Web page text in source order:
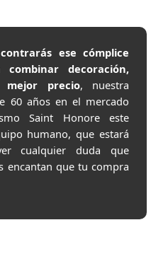
ese cómplice
decoración,
precio, nuestra
60 años en el mercado
Saint Honore este
humano, que estará
cualquier duda que
encantan que tu compra